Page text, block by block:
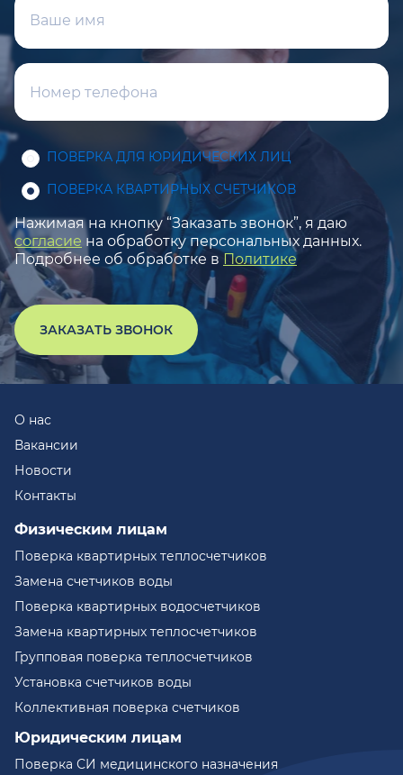
ПОВЕРКА ДЛЯ ЮРИДИЧЕСКИХ ЛИЦ
ПОВЕРКА КВАРТИРНЫХ СЧЕТЧИКОВ
Нажимая на кнопку “Заказать звонок”, я даю
согласие на обработку персональных данных.
Подробнее об обработке в Политике
ЗАКАЗАТЬ ЗВОНОК
О нас
Вакансии
Новости
Контакты
Физическим лицам
Поверка квартирных теплосчетчиков
Замена счетчиков воды
Поверка квартирных водосчетчиков
Замена квартирных теплосчетчиков
Групповая поверка теплосчетчиков
Установка счетчиков воды
Коллективная поверка счетчиков
Юридическим лицам
Поверка СИ медицинского назначения